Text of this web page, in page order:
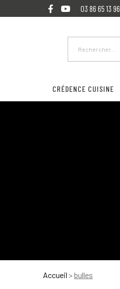
03 86 65 13 96
CRÉDENCE CUISINE
Accueil >bulles